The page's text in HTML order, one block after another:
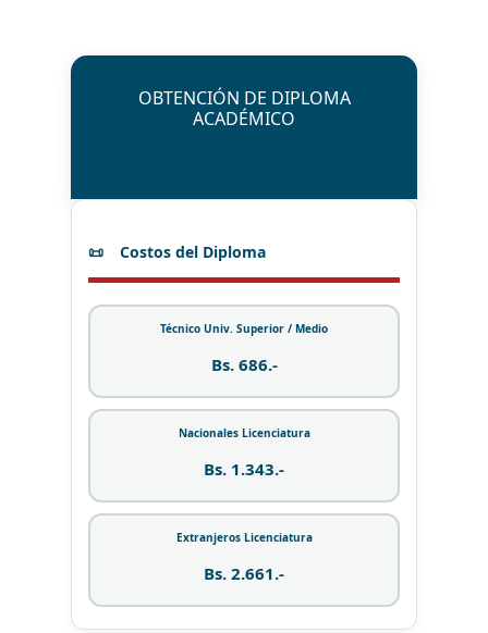
OBTENCIÓN DE DIPLOMA
ACADÉMICO
Costos del Diploma
Técnico Univ. Superior / Medio
Bs. 686.-
Nacionales Licenciatura
Bs. 1.343.-
Extranjeros Licenciatura
Bs. 2.661.-